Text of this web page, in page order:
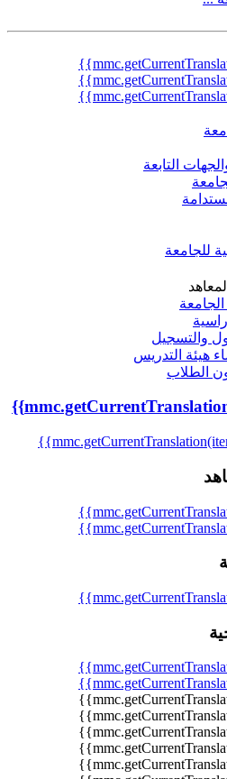
التابعة
للجامعة
والتسجيل
هيئة التدريس
الطلاب